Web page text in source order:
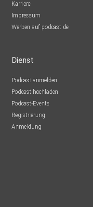
Karriere
Impressum
Werben auf podcast.de
Dienst
Podcast anmelden
Podcast hochladen
Podcast-Events
Registrierung
Anmeldung